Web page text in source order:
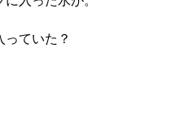
ていた？